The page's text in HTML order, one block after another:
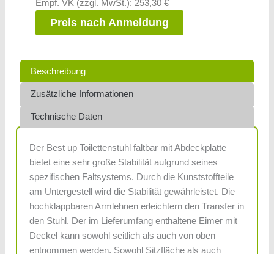
Empf. VK (zzgl. MwSt.): 253,30 €
Preis nach Anmeldung
Beschreibung
Zusätzliche Informationen
Technische Daten
Der Best up Toilettenstuhl faltbar mit Abdeckplatte
bietet eine sehr große Stabilität aufgrund seines
spezifischen Faltsystems. Durch die Kunststoffteile
am Untergestell wird die Stabilität gewährleistet. Die
hochklappbaren Armlehnen erleichtern den Transfer in
den Stuhl. Der im Lieferumfang enthaltene Eimer mit
Deckel kann sowohl seitlich als auch von oben
entnommen werden. Sowohl Sitzfläche als auch